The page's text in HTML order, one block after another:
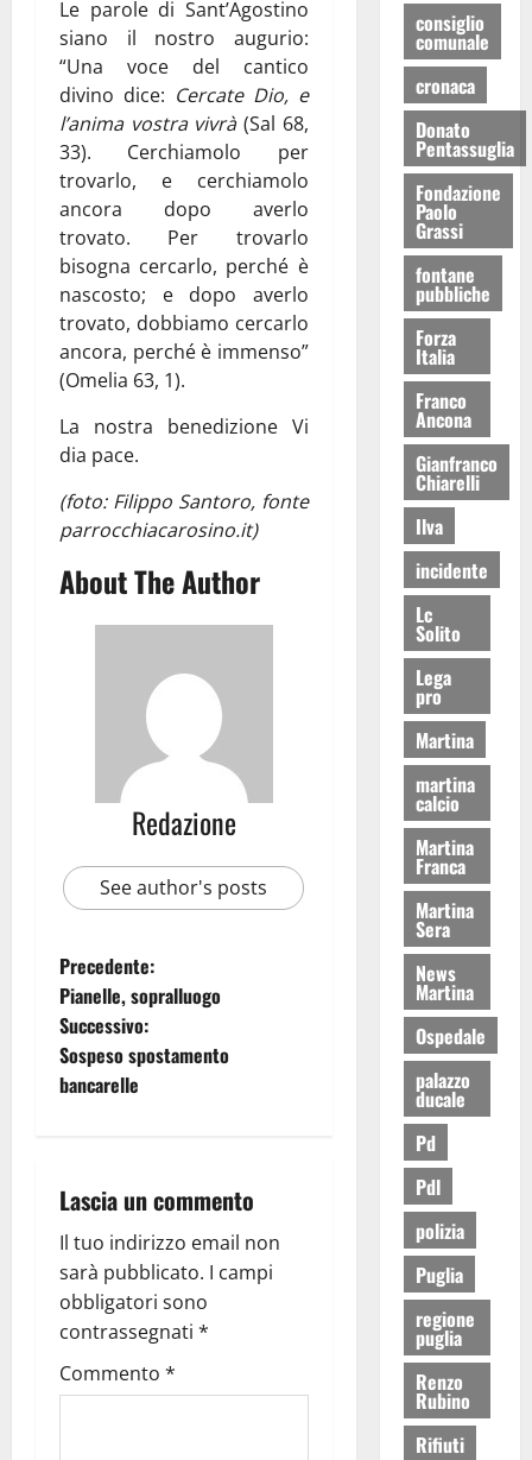
Le parole di Sant’Agostino
siano il nostro augurio:
“Una voce del cantico
divino dice: Cercate Dio, e
l’anima vostra vivrà(Sal 68,
33). Cerchiamolo per
trovarlo, e cerchiamolo
ancora dopo averlo
trovato. Per trovarlo
bisogna cercarlo, perché è
nascosto; e dopo averlo
trovato, dobbiamo cercarlo
ancora, perché è immenso”
(Omelia 63, 1).
La nostra benedizione Vi
dia pace.
(foto: Filippo Santoro, fonte
parrocchiacarosino.it)
About The Author
Redazione
See author's posts
Precedente:
Pianelle, sopralluogo
Successivo:
Sospeso spostamento
bancarelle
Lascia un commento
Il tuo indirizzo email non
sarà pubblicato. I campi
obbligatori sono
contrassegnati *
Commento *
consiglio
comunale
cronaca
Donato
Pentassuglia
Fondazione
Paolo
Grassi
fontane
pubbliche
Forza
Italia
Franco
Ancona
Gianfranco
Chiarelli
Ilva
incidente
Lc
Solito
Lega
pro
Martina
martina
calcio
Martina
Franca
Martina
Sera
News
Martina
Ospedale
palazzo
ducale
Pd
Pdl
polizia
Puglia
regione
puglia
Renzo
Rubino
Rifiuti